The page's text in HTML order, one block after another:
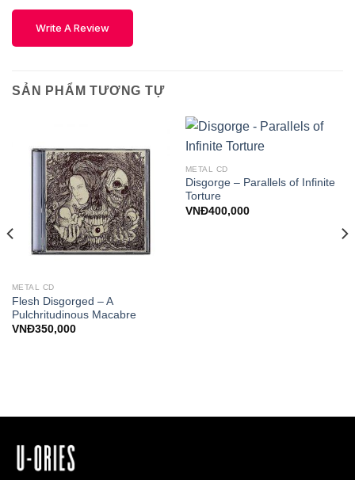
Write A Review
SẢN PHẨM TƯƠNG TỰ
METAL CD
Flesh Disgorged – A
Pulchritudinous Macabre
VNĐ350,000
METAL CD
Disgorge – Parallels of Infinite
Torture
VNĐ400,000